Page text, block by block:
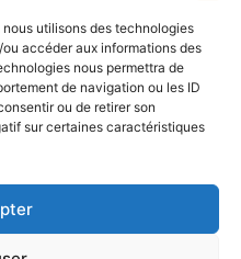
utilisons des technologies
accéder aux informations des
nous permettra de
de navigation ou les ID
ou de retirer son
sur certaines caractéristiques
:
(hors juillet et août)
9h50 à 12h30 et de